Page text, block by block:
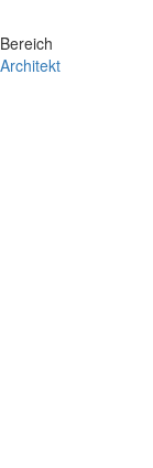
Bereich
Architekt